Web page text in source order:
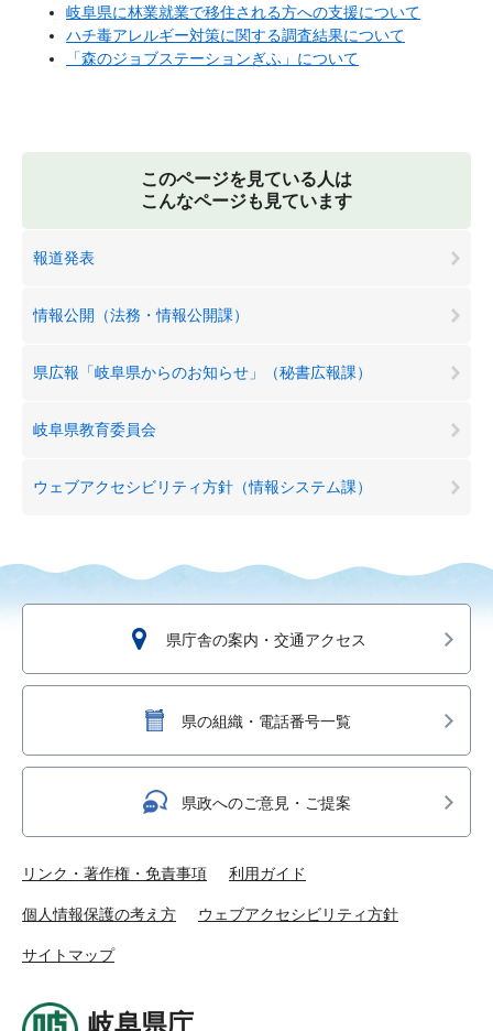
岐阜県に林業就業で移住される方への支援について
ハチ毒アレルギー対策に関する調査結果について
「森のジョブステーションぎふ」について
このページを見ている人は
こんなページも見ています
報道発表
情報公開（法務・情報公開課）
県広報「岐阜県からのお知らせ」（秘書広報課）
岐阜県教育委員会
ウェブアクセシビリティ方針（情報システム課）
県庁舎の案内・交通アクセス
県の組織・電話番号一覧
県政へのご意見・ご提案
リンク・著作権・免責事項 利用ガイド
個人情報保護の考え方 ウェブアクセシビリティ方針
サイトマップ
岐阜県庁